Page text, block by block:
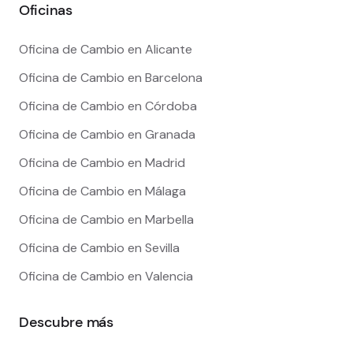
Oficinas
Oficina de Cambio en Alicante
Oficina de Cambio en Barcelona
Oficina de Cambio en Córdoba
Oficina de Cambio en Granada
Oficina de Cambio en Madrid
Oficina de Cambio en Málaga
Oficina de Cambio en Marbella
Oficina de Cambio en Sevilla
Oficina de Cambio en Valencia
Descubre más